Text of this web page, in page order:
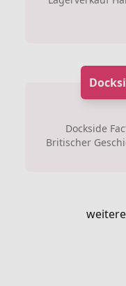
Dockside
Britischer